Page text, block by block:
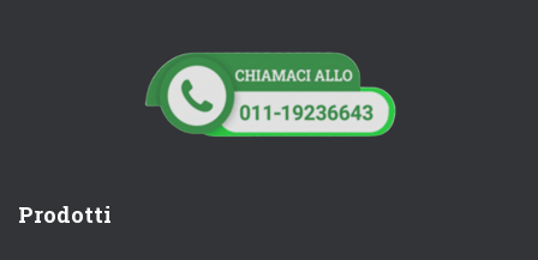
Prodotti